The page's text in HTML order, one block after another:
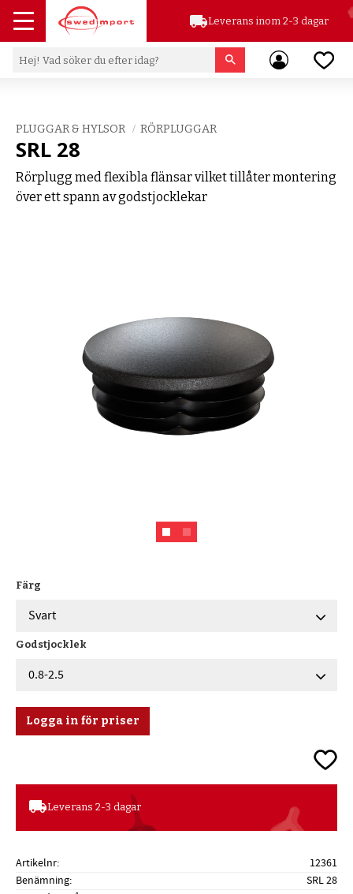
Meny
local_shippingLeverans inom 2-3 dagar
PLUGGAR & HYLSOR RÖRPLUGGAR
SRL 28
Rörplugg med flexibla flänsar vilket tillåter montering
över ett spann av godstjocklekar
Färg
Godstjocklek
Logga in för priser
Lägg
local_shippingLeverans 2-3 dagar
Artikelnr
12361
Benämning
SRL 28